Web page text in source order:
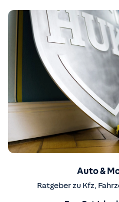
Auto &
Ratgeber zu Kfz,